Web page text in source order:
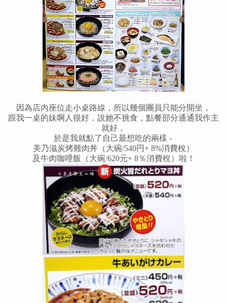
因為店內座位走小桌路線，所以幾個團員只能分開坐，
跟我一桌的妹啊人很好，說她不挑食，點餐部分通通我作主
就好，
於是我就點了自己最想吃的兩樣 -
美乃滋炭烤雞肉丼（大碗/540円+ 8%消費稅）
及牛肉咖哩飯（大碗/620元+ 8％消費稅）啦！